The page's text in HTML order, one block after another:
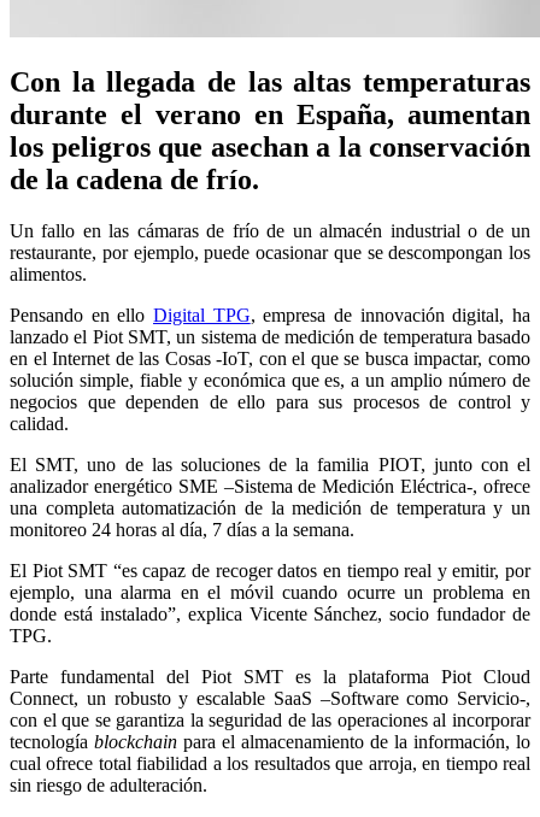
Con la llegada de las altas temperaturas
durante el verano en España, aumentan
los peligros que asechan a la conservación
de la cadena de frío.
Un fallo en las cámaras de frío de un almacén industrial o de un
restaurante, por ejemplo, puede ocasionar que se descompongan los
alimentos.
Pensando en ello Digital TPG, empresa de innovación digital, ha
lanzado el Piot SMT, un sistema de medición de temperatura basado
en el Internet de las Cosas -IoT, con el que se busca impactar, como
solución simple, fiable y económica que es, a un amplio número de
negocios que dependen de ello para sus procesos de control y
calidad.
El SMT, uno de las soluciones de la familia PIOT, junto con el
analizador energético SME –Sistema de Medición Eléctrica-, ofrece
una completa automatización de la medición de temperatura y un
monitoreo 24 horas al día, 7 días a la semana.
El Piot SMT “es capaz de recoger datos en tiempo real y emitir, por
ejemplo, una alarma en el móvil cuando ocurre un problema en
donde está instalado”, explica Vicente Sánchez, socio fundador de
TPG.
Parte fundamental del Piot SMT es la plataforma Piot Cloud
Connect, un robusto y escalable SaaS –Software como Servicio-,
con el que se garantiza la seguridad de las operaciones al incorporar
tecnología blockchain para el almacenamiento de la información, lo
cual ofrece total fiabilidad a los resultados que arroja, en tiempo real
sin riesgo de adulteración.